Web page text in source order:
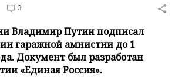
3
Владимир Путин подписал
гаражной амнистии до 1
Документ был разработан
«Единая Россия».